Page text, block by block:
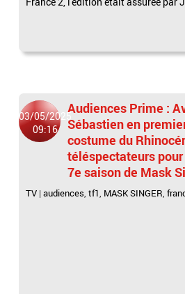
03/05/2025
09:16
Audiences Prime :
Sébastien en
costume du
téléspectateurs
7e saison de Mask
TV |audiences,tf1, MASK SINGER,